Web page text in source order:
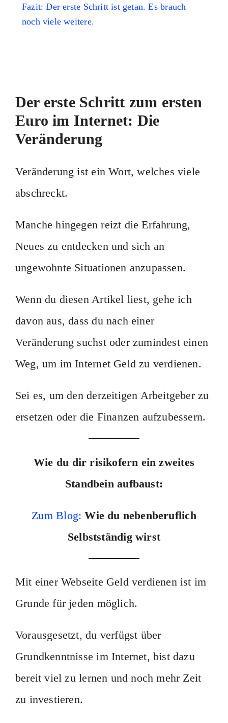
Fazit: Der erste Schritt ist getan. Es brauch
noch viele weitere.
Der erste Schritt zum ersten
Euro im Internet: Die
Veränderung
Veränderung ist ein Wort, welches viele
abschreckt.
Manche hingegen reizt die Erfahrung,
Neues zu entdecken und sich an
ungewohnte Situationen anzupassen.
Wenn du diesen Artikel liest, gehe ich
davon aus, dass du nach einer
Veränderung suchst oder zumindest einen
Weg, um im Internet Geld zu verdienen.
Sei es, um den derzeitigen Arbeitgeber zu
ersetzen oder die Finanzen aufzubessern.
Wie du dir risikofern ein zweites
Standbein aufbaust:
Zum Blog:Wie du nebenberuflich
Selbstständig wirst
Mit einer Webseite Geld verdienen ist im
Grunde für jeden möglich.
Vorausgesetzt, du verfügst über
Grundkenntnisse im Internet, bist dazu
bereit viel zu lernen und noch mehr Zeit
zu investieren.